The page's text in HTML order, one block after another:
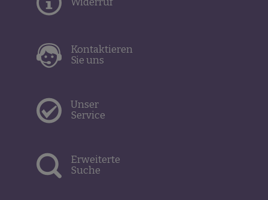
Kontaktieren
Sie uns
Unser
Service
Erweiterte
Suche